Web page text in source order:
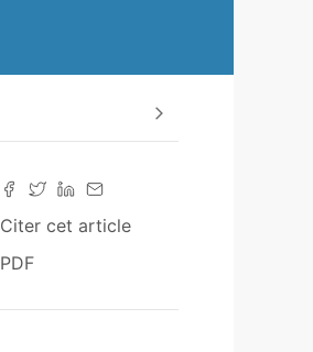
Citer cet article
PDF